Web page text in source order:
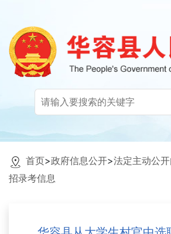
首页>政府信息公开>法定主动公
招录考信息